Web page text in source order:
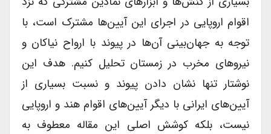
اقوام اروپایی در اجرای این آیین‌ها مشترک است، با
توجه به جهان‌بینی آن‌ها در پیوند با ارواح نیاکان و
نیروهای مخرب در زمستان تحلیل کنیم. هدف این
نوشتار تنها نشان دادن پیوند و نسبت بسیاری از
آیین‌های ایرانی با دیگر آیین‌های اقوام هند و اروپایی
نیست، بلکه کوشش اصلی این مقاله معطوف به